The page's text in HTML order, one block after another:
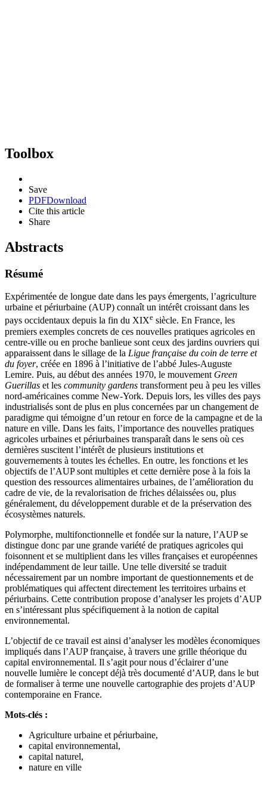
Toolbox
Save
PDFDownload
Cite this article
Share
Abstracts
Résumé
Expérimentée de longue date dans les pays émergents, l’agriculture
urbaine et périurbaine (AUP) connaît un intérêt croissant dans les
pays occidentaux depuis la fin du XIXe siècle. En France, les
premiers exemples concrets de ces nouvelles pratiques agricoles en
centre-ville ou en proche banlieue sont ceux des jardins ouvriers qui
apparaissent dans le sillage de la Ligue française du coin de terre et
du foyer, créée en 1896 à l’initiative de l’abbé Jules-Auguste
Lemire. Puis, au début des années 1970, le mouvement Green
Guerillas et les community gardens transforment peu à peu les villes
nord-américaines comme New-York. Depuis lors, les villes des pays
industrialisés sont de plus en plus concernées par un changement de
paradigme qui témoigne d’un retour en force de la campagne et de la
nature en ville. Dans les faits, l’importance des nouvelles pratiques
agricoles urbaines et périurbaines transparaît dans le sens où ces
dernières suscitent l’intérêt de plusieurs institutions et
gouvernements à toutes les échelles. En outre, les fonctions et les
objectifs de l’AUP sont multiples et cette dernière pose à la fois la
question des ressources alimentaires urbaines, de l’amélioration du
cadre de vie, de la revalorisation de friches délaissées ou, plus
généralement, du développement durable et de la préservation des
écosystèmes naturels.
Polymorphe, multifonctionnelle et fondée sur la nature, l’AUP se
distingue donc par une grande variété de pratiques agricoles qui
foisonnent et se multiplient dans les villes françaises et européennes
indépendamment de leur taille. Une telle diversité se traduit
nécessairement par un nombre important de questionnements et de
problématiques qui affectent directement les territoires urbains et
périurbains. Cette contribution propose d’analyser les projets d’AUP
en s’intéressant plus spécifiquement à la notion de capital
environnemental.
L’objectif de ce travail est ainsi d’analyser les modèles économiques
impliqués dans l’AUP française, à travers une grille théorique du
capital environnemental. Il s’agit pour nous d’éclairer d’une
nouvelle lumière le concept déjà très documenté d’AUP, dans le but
de formaliser à terme une nouvelle cartographie des projets d’AUP
contemporaine en France.
Mots-clés :
Agriculture urbaine et périurbaine,
capital environnemental,
capital naturel,
nature en ville